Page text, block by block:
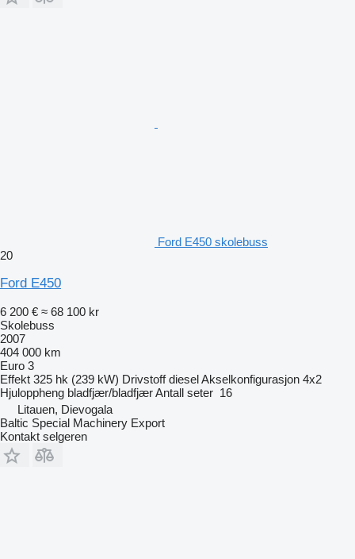
Ford E450 skolebuss
20
Ford E450
6 200 € ≈ 68 100 kr
Skolebuss
2007
404 000 km
Euro 3
Effekt 325 hk (239 kW) Drivstoff dieselAkselkonfigurasjon 4x2
Hjuloppheng bladfjær/bladfjærAntall seter 16
Litauen, Dievogala
Baltic Special Machinery Export
Kontakt selgeren